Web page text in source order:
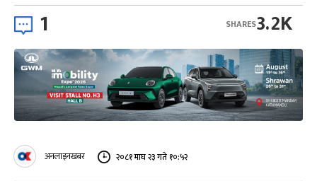
1 3.2K
SHARES
अनलाइनखबर २०८१ माघ २३ गते १०:५२